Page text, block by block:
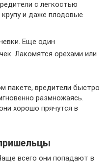
с легкостью
и даже плодовые
Еще один
Лакомятся орехами или
пакете, вредители быстро
размножаясь.
хорошо прячутся в
всего они попадают в